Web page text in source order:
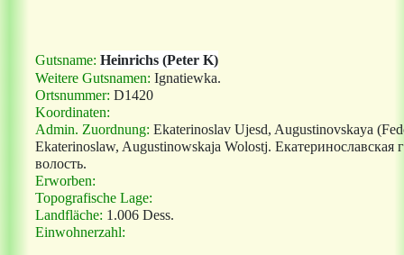
Gutsname: Heinrichs (Peter K)
Weitere Gutsnamen: Ignatiewka.
Ortsnummer: D1420
Koordinaten:
Admin. Zuordnung: Ekaterinoslav Ujesd, Augustinovskaya
Ekaterinoslaw, Augustinowskaja Wolostj. Екатеринославская
волость.
Erworben:
Topografische Lage:
Landfläche: 1.006 Dess.
Einwohnerzahl: